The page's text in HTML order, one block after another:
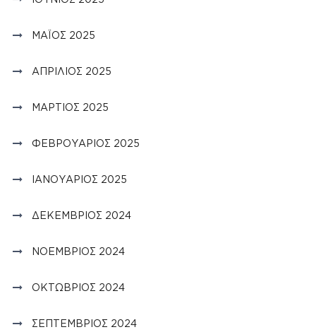
ΜΆΙΟΣ 2025
ΑΠΡΊΛΙΟΣ 2025
ΜΆΡΤΙΟΣ 2025
ΦΕΒΡΟΥΆΡΙΟΣ 2025
ΙΑΝΟΥΆΡΙΟΣ 2025
ΔΕΚΈΜΒΡΙΟΣ 2024
ΝΟΈΜΒΡΙΟΣ 2024
ΟΚΤΏΒΡΙΟΣ 2024
ΣΕΠΤΈΜΒΡΙΟΣ 2024